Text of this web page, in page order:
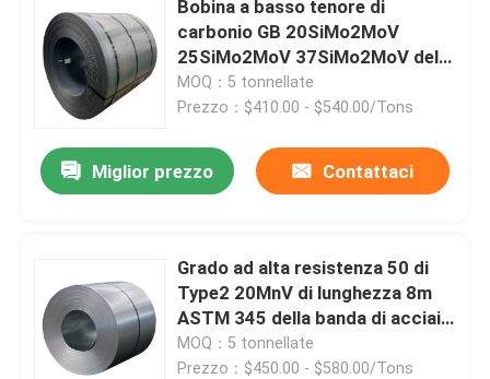
Rullo dentato a catena del rullo
Caldaia della griglia fissa
Bobina a basso tenore di
carbonio GB 20SiMo2MoV
25SiMo2MoV 37SiMo2MoV del
acciaio al carbonio del piatto di
acciaio dolce
MOQ：5 tonnellate
Prezzo：$410.00 - $540.00/Tons
Miglior prezzo Contattaci
Grado ad alta resistenza 50 di
Type2 20MnV di lunghezza 8m
ASTM 345 della banda di acciaio
al carbonio
MOQ：5 tonnellate
Prezzo：$450.00 - $580.00/Tons